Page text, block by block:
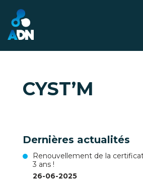
CYST’M
Dernières actualités
Renouvellement de la
3 ans !
26-06-2025